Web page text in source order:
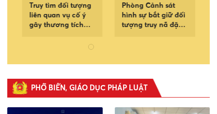
Truy tìm đối tượng
liên quan vụ cố ý
gây thương tích
Phòng Cảnh sát
hình sự bắt giữ đối
tượng truy nã đặc
PHỔ BIẾN, GIÁO DỤC PHÁP LUẬT